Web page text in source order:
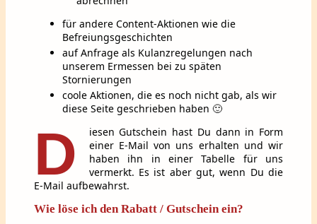
für andere Content-Aktionen wie die
Befreiungsgeschichten
auf Anfrage als Kulanzregelungen nach
unserem Ermessen bei zu späten
Stornierungen
coole Aktionen, die es noch nicht gab, als wir
diese Seite geschrieben haben 🙂
D
iesen Gutschein hast Du dann in Form
einer E-Mail von uns erhalten und wir
haben ihn in einer Tabelle für uns
vermerkt. Es ist aber gut, wenn Du die
E-Mail aufbewahrst.
Wie löse ich den Rabatt / Gutschein ein?